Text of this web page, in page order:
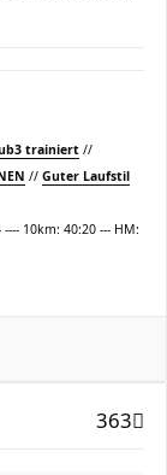
trainiert //
// Guter Laufstil
10km: 40:20 --- HM:
363